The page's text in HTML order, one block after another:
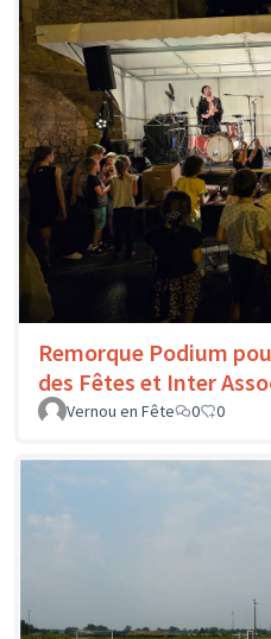
Remorque Podium
des Fêtes et Inter
Vernou en Fête
0 0